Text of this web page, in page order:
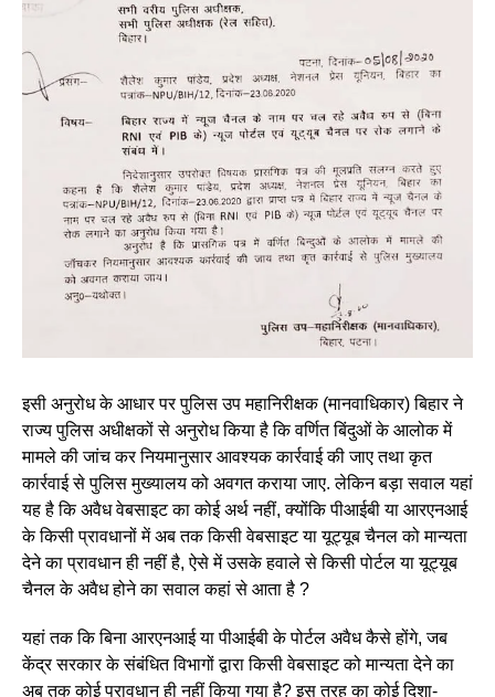
इसी अनुरोध के आधार पर पुलिस उप महानिरीक्षक (मानवाधिकार) बिहार ने
राज्य पुलिस अधीक्षकों से अनुरोध किया है कि वर्णित बिंदुओं के आलोक में
मामले की जांच कर नियमानुसार आवश्यक कार्रवाई की जाए तथा कृत
कार्रवाई से पुलिस मुख्यालय को अवगत कराया जाए. लेकिन बड़ा सवाल यहां
यह है कि अवैध वेबसाइट का कोई अर्थ नहीं, क्योंकि पीआईबी या आरएनआई
के किसी प्रावधानों में अब तक किसी वेबसाइट या यूट्यूब चैनल को मान्यता
देने का प्रावधान ही नहीं है, ऐसे में उसके हवाले से किसी पोर्टल या यूट्यूब
चैनल के अवैध होने का सवाल कहां से आता है ?
यहां तक कि बिना आरएनआई या पीआईबी के पोर्टल अवैध कैसे होंगे, जब
केंद्र सरकार के संबंधित विभागों द्वारा किसी वेबसाइट को मान्यता देने का
अब तक कोई प्रावधान ही नहीं किया गया है? इस तरह का कोई दिशा-